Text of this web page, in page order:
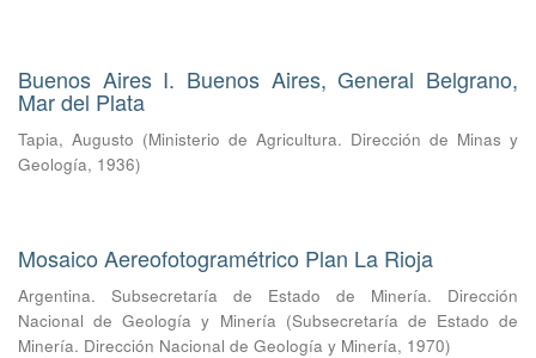
Buenos Aires I. Buenos Aires, General Belgrano,
Mar del Plata
Tapia, Augusto (Ministerio de Agricultura. Dirección de Minas y
Geología, 1936)
Mosaico Aereofotogramétrico Plan La Rioja
Argentina. Subsecretaría de Estado de Minería. Dirección
Nacional de Geología y Minería (Subsecretaría de Estado de
Minería. Dirección Nacional de Geología y Minería, 1970)